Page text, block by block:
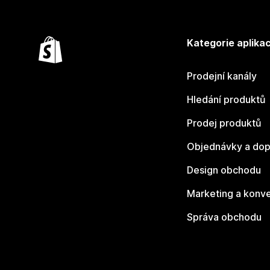
Kategorie
Prodejní kanály
Hledání produktů
Prodej produktů
Objednávky a
Design obchodu
Marketing a
Správa obchodu